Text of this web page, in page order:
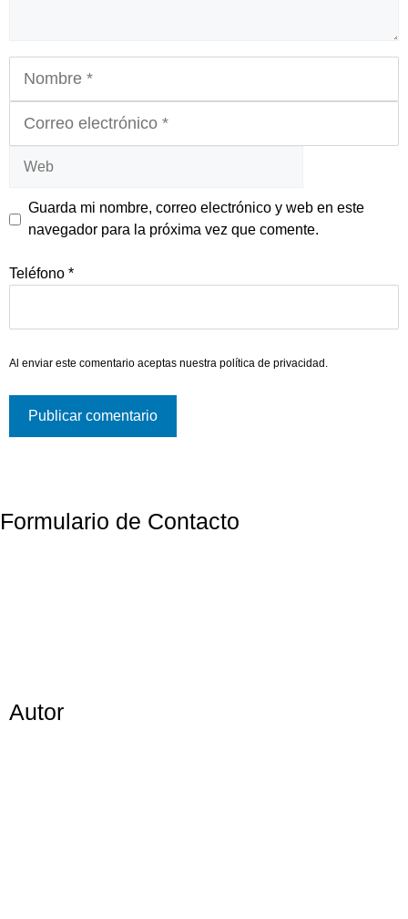
electrónico
Guarda mi nombre, correo electrónico y web en este
navegador para la próxima vez que comente.
Teléfono *
Al enviar este comentario aceptas nuestra política de privacidad .
Formulario de Contacto
Autor